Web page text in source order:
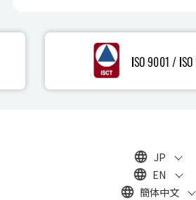
JP
EN
簡体中文